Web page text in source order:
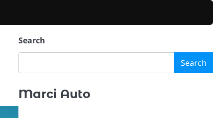
Search
Search
Marci Auto